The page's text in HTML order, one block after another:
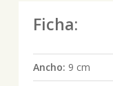
Ficha:
Ancho: 9 cm